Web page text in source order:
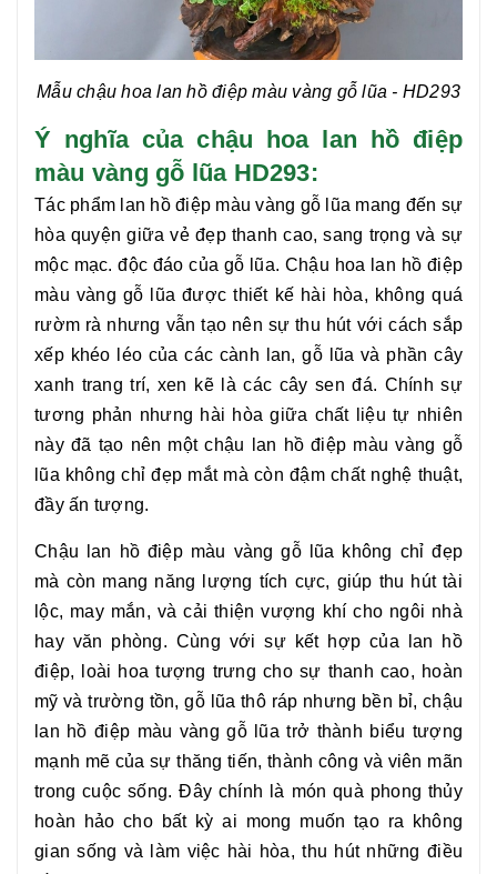
Mẫu chậu hoa lan hồ điệp màu vàng gỗ lũa - HD293
Ý nghĩa của chậu hoa lan hồ điệp
màu vàng gỗ lũa HD293:
Tác phẩm lan hồ điệp màu vàng gỗ lũa mang đến sự
hòa quyện giữa vẻ đẹp thanh cao, sang trọng và sự
mộc mạc. độc đáo của gỗ lũa. Chậu hoa lan hồ điệp
màu vàng gỗ lũađược thiết kế hài hòa, không quá
rườm rà nhưng vẫn tạo nên sự thu hút với cách sắp
xếp khéo léo của các cành lan, gỗ lũa và phần cây
xanh trang trí, xen kẽ là các cây sen đá. Chính sự
tương phản nhưng hài hòa giữa chất liệu tự nhiên
này đã tạo nên một chậu
lan hồ điệp màu vàng gỗ
lũa không chỉ đẹp mắt mà còn đậm chất nghệ thuật,
đầy ấn tượng.
Chậu lan hồ điệp màu vàng gỗ lũa không chỉ đẹp
mà còn mang năng lượng tích cực, giúp thu hút tài
lộc, may mắn, và cải thiện vượng khí cho ngôi nhà
hay văn phòng. Cùng với sự kết hợp của lan hồ
điệp, loài hoa tượng trưng cho sự thanh cao, hoàn
mỹ và trường tồn, gỗ lũa thô ráp nhưng bền bỉ, chậu
lan hồ điệp màu vàng gỗ lũa trở thành biểu tượng
mạnh mẽ của sự thăng tiến, thành công và viên mãn
trong cuộc sống. Đây chính là món quà phong thủy
hoàn hảo cho bất kỳ ai mong muốn tạo ra không
gian sống và làm việc hài hòa, thu hút những điều